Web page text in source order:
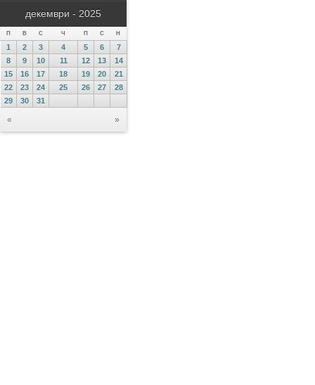
декември - 2025
П В С Ч П С Н
« »
1 2 3 4 5 6
7
8
9 10 11 12 13
14
15
16 17 18 19 20
21
22
23 24 25 26 27
28
29
30 31